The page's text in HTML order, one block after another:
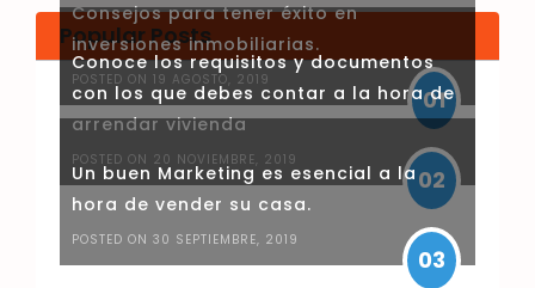
Popular Posts
Consejos para tener éxito en
inversiones inmobiliarias.
POSTED ON 19 AGOSTO, 2019
01
Conoce los requisitos y documentos
con los que debes contar a la hora de
arrendar vivienda
POSTED ON 20 NOVIEMBRE, 2019
02
Un buen Marketing es esencial a la
hora de vender su casa.
POSTED ON 30 SEPTIEMBRE, 2019
03